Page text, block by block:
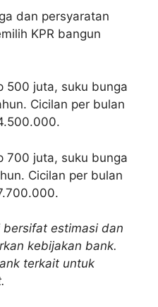
dan persyaratan
KPR bangun
500 juta, suku bunga
Cicilan per bulan
700 juta, suku bunga
Cicilan per bulan
bersifat estimasi dan
kebijakan bank.
terkait untuk